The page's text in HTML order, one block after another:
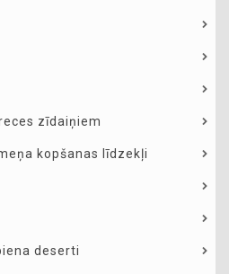
zīdaiņiem
kopšanas līdzekļi
deserti